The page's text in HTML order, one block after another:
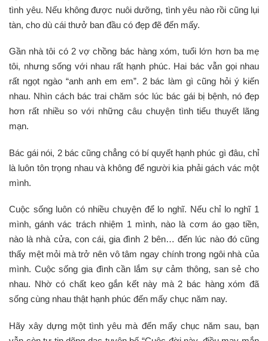
tình yêu. Nếu không được nuôi dưỡng, tình yêu nào rồi cũng lụi
tàn, cho dù cái thưở ban đầu có đẹp đẽ đến mấy.
Gần nhà tôi có 2 vợ chồng bác hàng xóm, tuổi lớn hơn ba mẹ
tôi, nhưng sống với nhau rất hạnh phúc. Hai bác vẫn gọi nhau
rất ngọt ngào “anh anh em em”. 2 bác làm gì cũng hỏi ý kiến
nhau. Nhìn cách bác trai chăm sóc lúc bác gái bị bệnh, nó đẹp
hơn rất nhiều so với những câu chuyện tình tiểu thuyết lãng
mạn.
Bác gái nói, 2 bác cũng chẳng có bí quyết hạnh phúc gì đâu, chỉ
là luôn tôn trọng nhau và không để người kia phải gách vác một
mình.
Cuộc sống luôn có nhiều chuyện để lo nghĩ. Nếu chỉ lo nghĩ 1
mình, gánh vác trách nhiệm 1 mình, nào là cơm áo gạo tiền,
nào là nhà cửa, con cái, gia đình 2 bên… đến lúc nào đó cũng
thấy mệt mỏi mà trở nên vô tâm ngay chính trong ngôi nhà của
mình. Cuộc sống gia đình cần lắm sự cảm thông, san sẻ cho
nhau. Nhờ có chất keo gắn kết này mà 2 bác hàng xóm đã
sống cùng nhau thật hạnh phúc đến mấy chục năm nay.
Hãy xây dựng một tình yêu mà đến mấy chục năm sau, bạn